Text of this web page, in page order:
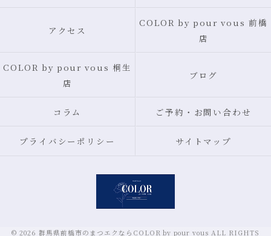
アクセス
COLOR by pour vous 前橋
店
COLOR by pour vous 桐生
店
ブログ
コラム ご予約・お問い合わせ
プライバシーポリシー サイトマップ
© 2026 群馬県前橋市のまつエクならCOLOR by pour vous ALL RIGHTS